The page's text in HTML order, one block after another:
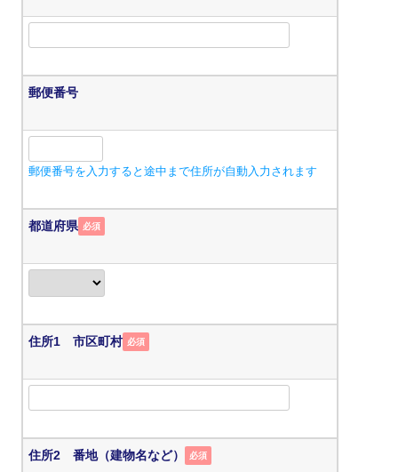
郵便番号
郵便番号を入力すると途中まで住所が自動入力されます
都道府県 必須
住所1 市区町村 必須
住所2 番地（建物名など） 必須